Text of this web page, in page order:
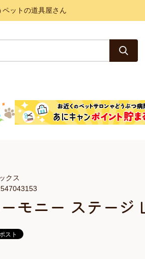
ットの道具屋さん
モニー ステージ
クス